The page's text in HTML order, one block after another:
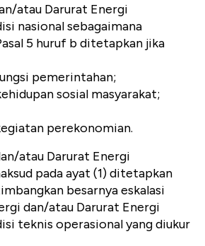
atau Darurat Energi
nasional sebagaimana
5 huruf b ditetapkan jika
pemerintahan;
sosial masyarakat;
perekonomian.
atau Darurat Energi
pada ayat (1) ditetapkan
besarnya eskalasi
dan/atau Darurat Energi
teknis operasional yang diukur